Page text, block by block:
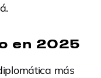
en 2025
más